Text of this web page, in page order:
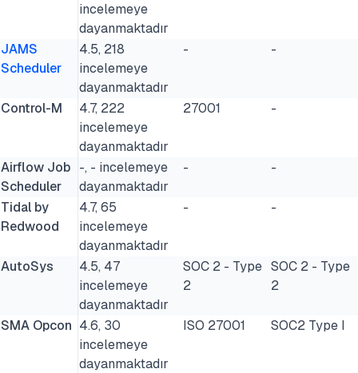
incelemeye
dayanmaktadır
JAMS
Scheduler
4.5, 218
incelemeye
dayanmaktadır
- -
Control-M
4.7, 222
incelemeye
dayanmaktadır
27001 -
Airflow Job
Scheduler
-, - incelemeye
dayanmaktadır
- -
Tidal by
Redwood
4.7, 65
incelemeye
dayanmaktadır
- -
AutoSys
4.5, 47
incelemeye
dayanmaktadır
SOC 2 - Type
2
SOC 2 - Type
2
SMA Opcon 4.6, 30
incelemeye
dayanmaktadır
ISO 27001 SOC2 Type I